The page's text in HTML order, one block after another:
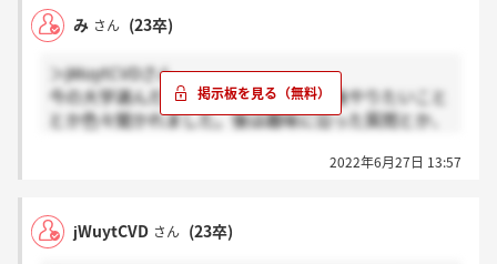
記憶飛んでますが、二次で聞かれた気がしなくもない
です。
み さん (23卒)
＞jWuytCVDさん
今の大学選んだ理由、志望動機、入社後やりたいこと
とか色々聞かれました。後は趣味に沿った質問とか、
ます。フィードバックも貰えました。2022年6月27日 13:57
jWuytCVD さん (23卒)